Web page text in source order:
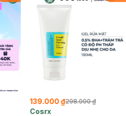
139.000 ₫298.000 ₫
Cosrx